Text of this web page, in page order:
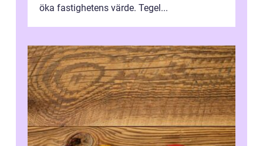
öka fastighetens värde. Tegel...